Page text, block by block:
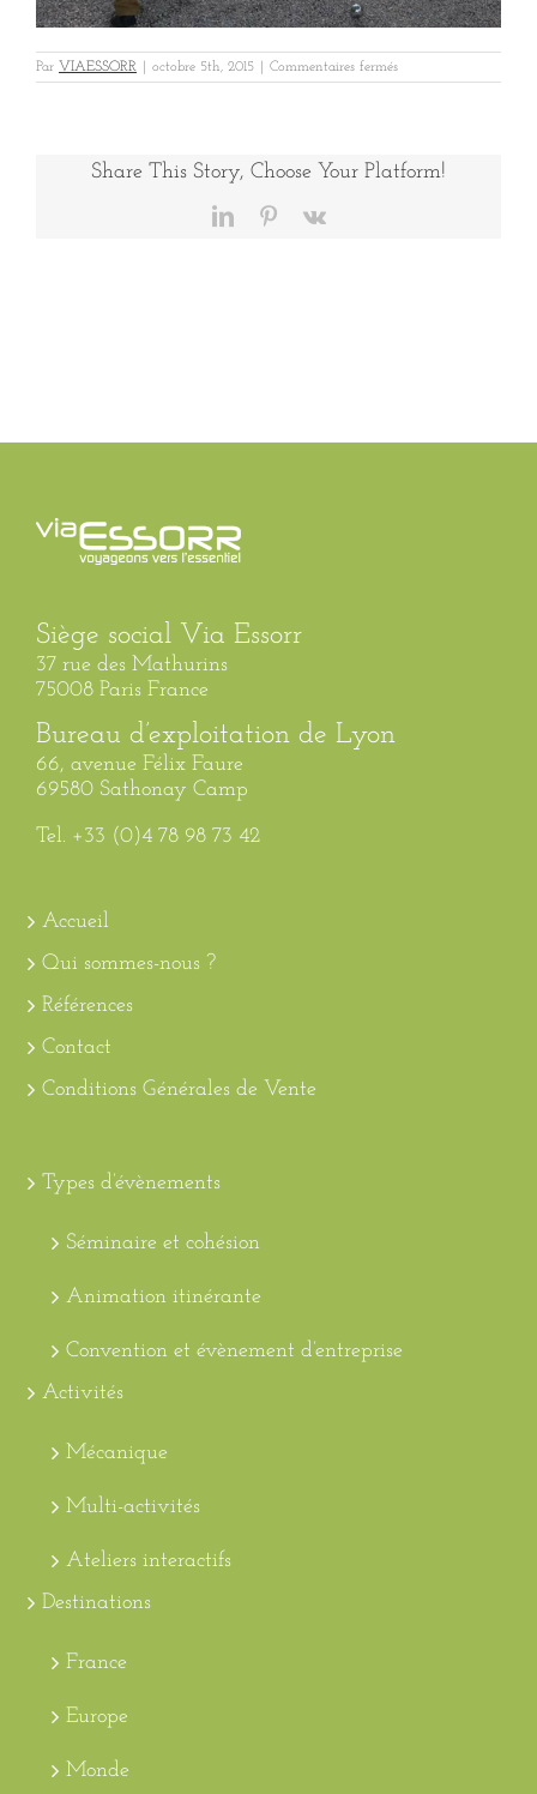
Par VIAESSORR octobre 5th, 2015 Commentaires ferméssur
aguettant
Share This Story, Choose Your Platform!
LinkedInPinterest
Vk
Siège social Via Essorr
37 rue des Mathurins
75008 Paris France
Bureau d’exploitation de Lyon
66, avenue Félix Faure
69580 Sathonay Camp
Tel. +33 (0)4 78 98 73 42
Accueil
Qui sommes-nous ?
Références
Contact
Conditions Générales de Vente
Types d’évènements
Séminaire et cohésion
Animation itinérante
Convention et évènement d’entreprise
Activités
Mécanique
Multi-activités
Ateliers interactifs
Destinations
France
Europe
Monde